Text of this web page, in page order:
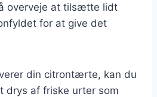
overveje at tilsætte lidt
for at give det
din citrontærte, kan du
drys af friske urter som